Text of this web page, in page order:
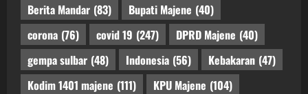
Berita Mandar (83) Bupati Majene (40)
corona (76) covid 19 (247) DPRD Majene (40)
gempa sulbar (48) Indonesia (56) Kebakaran (47)
Kodim 1401 majene (111) KPU Majene (104)